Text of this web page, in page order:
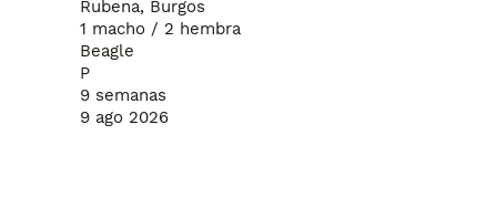
otros animales.
entrega.
Rubena, Burgos
1 macho / 2 hembra
Beagle
P
9 semanas
9 ago 2026